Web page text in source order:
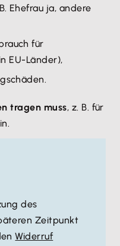
Ehefrau ja, andere
für
EU-Länder),
tragen muss, z. B. für
des
Zeitpunkt
Widerruf